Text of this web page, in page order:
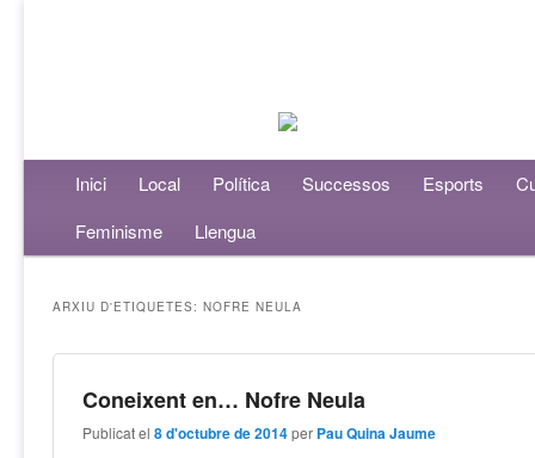
Menú principalAneu al contingut principal
Aneu al contingut secundari
Inici Local Política Successos Esports
Feminisme
Llengua
ARXIU D'ETIQUETES:NOFRE NEULA
Coneixent en… Nofre Neula
Publicat el8 d'octubre de 2014 per Pau Quina Jaume